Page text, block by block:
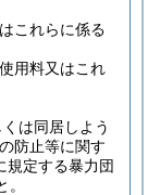
これらに係る
用料又はこれ
は同居しよう
防止等に関す
規定する暴力団